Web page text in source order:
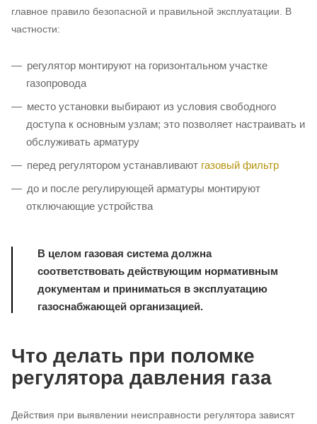
главное правило безопасной и правильной эксплуатации. В
частности:
регулятор монтируют на горизонтальном участке
газопровода
место установки выбирают из условия свободного
доступа к основным узлам; это позволяет настраивать и
обслуживать арматуру
перед регулятором устанавливают газовый фильтр
до и после регулирующей арматуры монтируют
отключающие устройства
В целом газовая система должна
соответствовать действующим нормативным
документам и приниматься в эксплуатацию
газоснабжающей организацией.
Что делать при поломке
регулятора давления газа
Действия при выявлении неисправности регулятора зависят